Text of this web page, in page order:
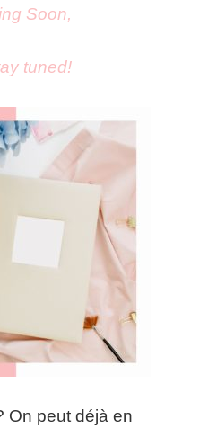
Soon,
tuned!
On peut déjà en